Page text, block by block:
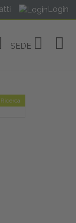
Login
SEDE
Ricerca